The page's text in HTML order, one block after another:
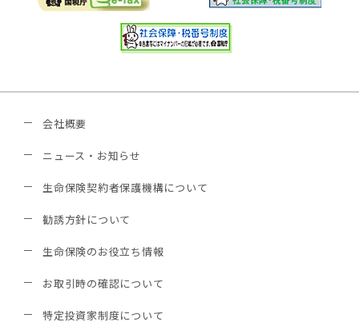
会社概要
ニュース・お知らせ
生命保険契約者保護機構について
勧誘方針について
生命保険のお役立ち情報
お取引時の確認について
特定投資家制度について